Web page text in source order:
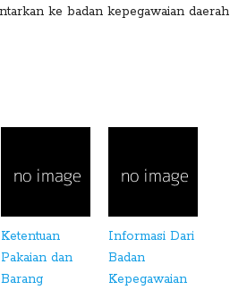
ke badan kepegawaian daerah
Ketentuan
Pakaian dan
Barang
Informasi Dari
Badan
Kepegawaian